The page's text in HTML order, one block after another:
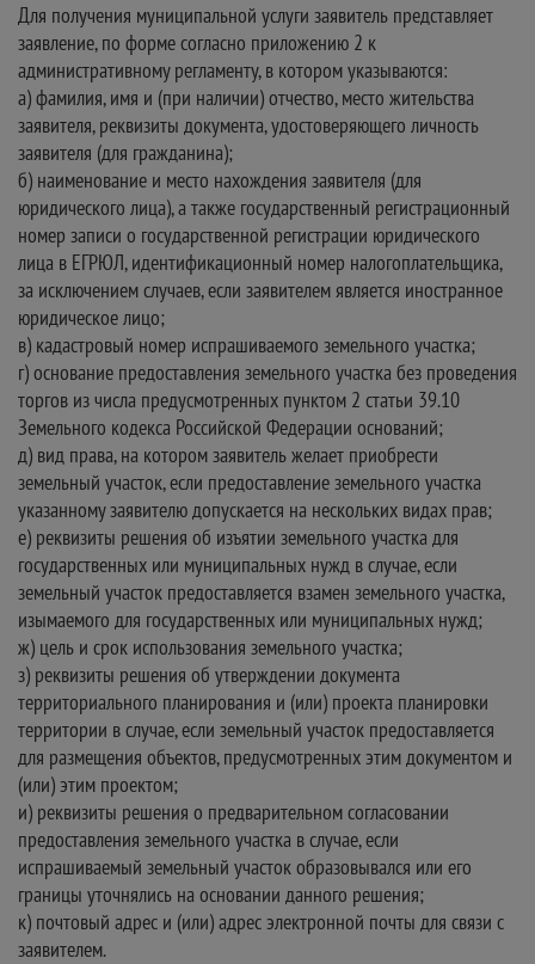
Для получения муниципальной услуги заявитель представляет
заявление, по форме согласно приложению 2 к
административному регламенту, в котором указываются:
а) фамилия, имя и (при наличии) отчество, место жительства
заявителя, реквизиты документа, удостоверяющего личность
заявителя (для гражданина);
б) наименование и место нахождения заявителя (для
юридического лица), а также государственный регистрационный
номер записи о государственной регистрации юридического
лица в ЕГРЮЛ, идентификационный номер налогоплательщика,
за исключением случаев, если заявителем является иностранное
юридическое лицо;
в) кадастровый номер испрашиваемого земельного участка;
г) основание предоставления земельного участка без проведения
торгов из числа предусмотренных пунктом 2 статьи 39.10
Земельного кодекса Российской Федерации оснований;
д) вид права, на котором заявитель желает приобрести
земельный участок, если предоставление земельного участка
указанному заявителю допускается на нескольких видах прав;
е) реквизиты решения об изъятии земельного участка для
государственных или муниципальных нужд в случае, если
земельный участок предоставляется взамен земельного участка,
изымаемого для государственных или муниципальных нужд;
ж) цель и срок использования земельного участка;
з) реквизиты решения об утверждении документа
территориального планирования и (или) проекта планировки
территории в случае, если земельный участок предоставляется
для размещения объектов, предусмотренных этим документом и
(или) этим проектом;
и) реквизиты решения о предварительном согласовании
предоставления земельного участка в случае, если
испрашиваемый земельный участок образовывался или его
границы уточнялись на основании данного решения;
к) почтовый адрес и (или) адрес электронной почты для связи с
заявителем.